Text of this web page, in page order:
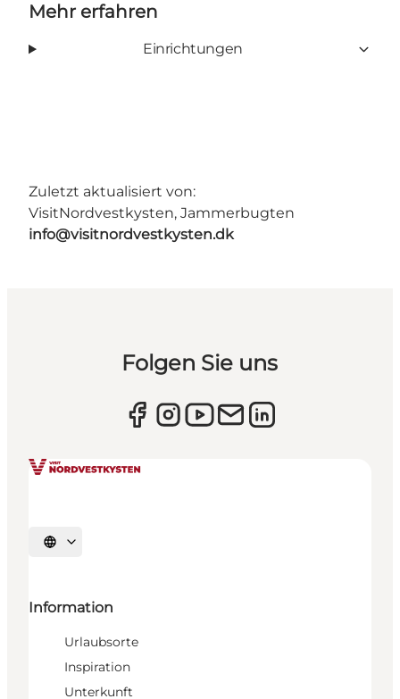
Mehr erfahren
Einrichtungen
Zuletzt aktualisiert von:
VisitNordvestkysten, Jammerbugten
info@visitnordvestkysten.dk
Folgen Sie uns
Sprache auswählen
Information
Urlaubsorte
Inspiration
Unterkunft